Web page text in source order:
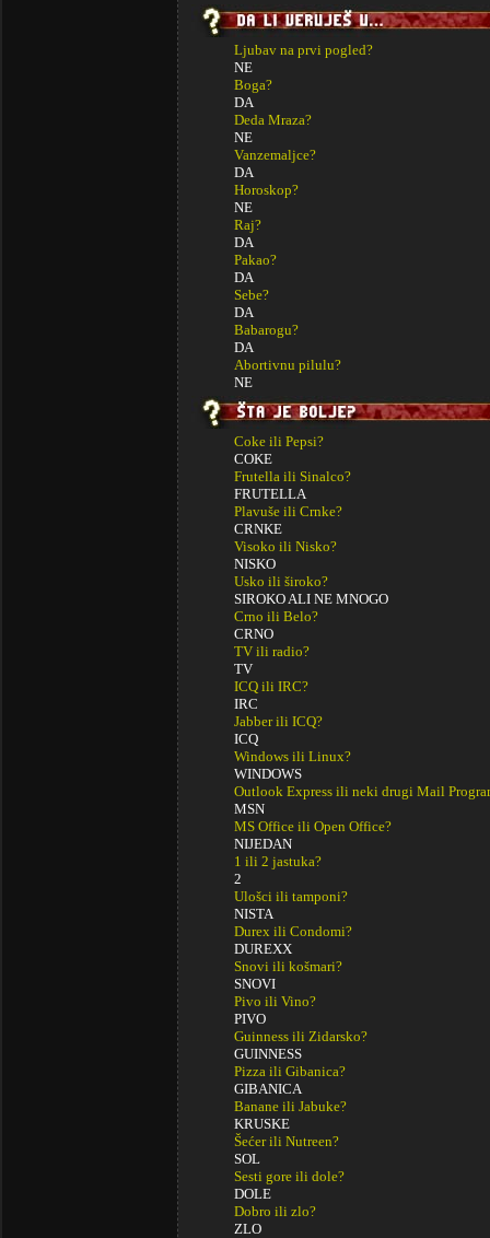
Ljubav na prvi pogled?
NE
Boga?
DA
Deda Mraza?
NE
Vanzemaljce?
DA
Horoskop?
NE
Raj?
DA
Pakao?
DA
Sebe?
DA
Babarogu?
DA
Abortivnu pilulu?
NE
Coke ili Pepsi?
COKE
Frutella ili Sinalco?
FRUTELLA
Plavuše ili Crnke?
CRNKE
Visoko ili Nisko?
NISKO
Usko ili široko?
SIROKO ALI NE MNOGO
Crno ili Belo?
CRNO
TV ili radio?
TV
ICQ ili IRC?
IRC
Jabber ili ICQ?
ICQ
Windows ili Linux?
WINDOWS
Outlook Express ili neki drugi Mail
MSN
MS Office ili Open Office?
NIJEDAN
1 ili 2 jastuka?
2
Ulošci ili tamponi?
NISTA
Durex ili Condomi?
DUREXX
Snovi ili košmari?
SNOVI
Pivo ili Vino?
PIVO
Guinness ili Zidarsko?
GUINNESS
Pizza ili Gibanica?
GIBANICA
Banane ili Jabuke?
KRUSKE
Šećer ili Nutreen?
SOL
Sesti gore ili dole?
DOLE
Dobro ili zlo?
ZLO